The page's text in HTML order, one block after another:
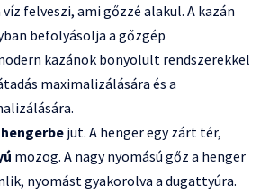
felveszi, ami gőzzé alakul. A kazán
befolyásolja a gőzgép
kazánok bonyolult rendszerekkel
maximalizálására és a
hengerbe jut. A henger egy zárt tér,
mozog. A nagy nyomású gőz a henger
nyomást gyakorolva a dugattyúra.